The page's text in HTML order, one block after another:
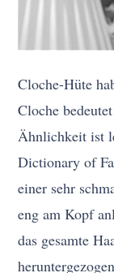
Cloche-Hüte
Cloche
Ähnlichkeit ist
Dictionary of
einer sehr
eng am Kopf
das gesamte